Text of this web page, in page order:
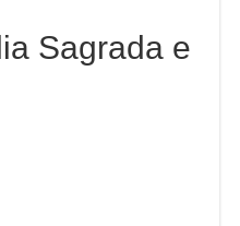
Sagrada e